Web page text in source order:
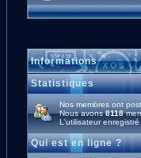
Informations
Statistiques
Nos membres ont
Nous avons8118
L'utilisateur
Qui est en ligne ?